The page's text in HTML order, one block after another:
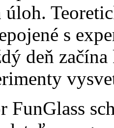
s
deň
FunGlass